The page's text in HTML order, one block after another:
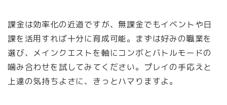
課金は効率化の近道ですが、無課金でもイベントや日
課を活用すれば十分に育成可能。まずは好みの職業を
選び、メインクエストを軸にコンボとバトルモードの
噛み合わせを試してみてください。プレイの手応えと
上達の気持ちよさに、きっとハマりますよ。